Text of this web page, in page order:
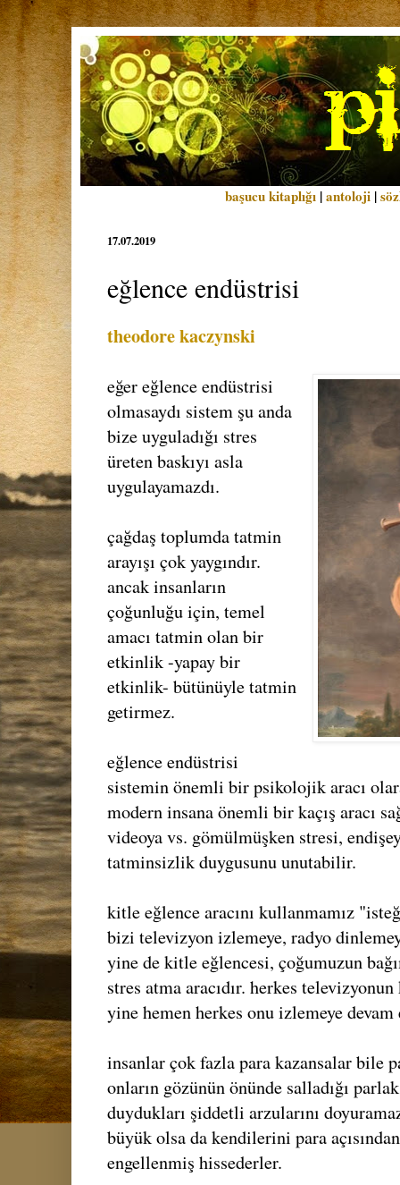
başucu kitaplığı |antoloji |
17.07.2019
eğlence endüstrisi
theodore kaczynski
eğer eğlence endüstrisi
olmasaydı sistem şu anda
bize uyguladığı stres
üreten baskıyı asla
uygulayamazdı.
çağdaş toplumda tatmin
arayışı çok yaygındır.
ancak insanların
çoğunluğu için, temel
amacı tatmin olan bir
etkinlik -yapay bir
etkinlik- bütünüyle tatmin
getirmez.
eğlence endüstrisi
sistemin önemli bir psikolojik aracı
modern insana önemli bir kaçış aracı
videoya vs. gömülmüşken stresi,
tatminsizlik duygusunu unutabilir.
kitle eğlence aracını kullanmamız
bizi televizyon izlemeye, radyo
yine de kitle eğlencesi, çoğumuzun
stres atma aracıdır. herkes
yine hemen herkes onu izlemeye devam
insanlar çok fazla para kazansalar bile
onların gözünün önünde salladığı
duydukları şiddetli arzularını
büyük olsa da kendilerini para
engellenmiş hissederler.